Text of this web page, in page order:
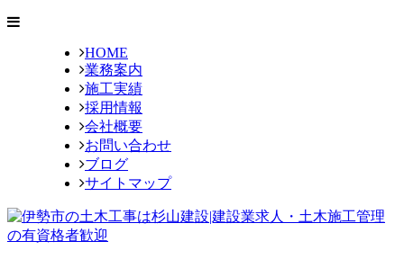
HOME
業務案内
施工実績
採用情報
会社概要
お問い合わせ
ブログ
サイトマップ